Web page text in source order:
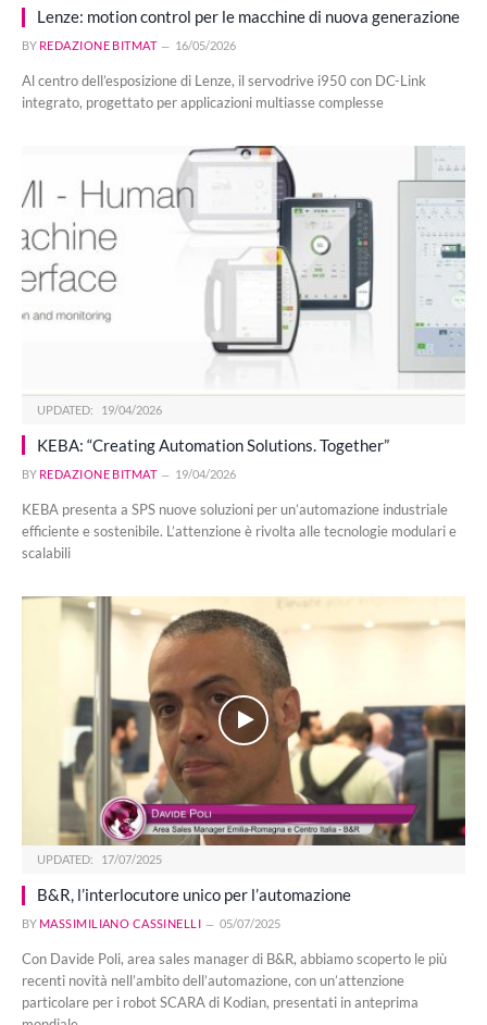
Lenze: motion control per le macchine di nuova generazione
BY REDAZIONE BITMAT 16/05/2026
Al centro dell’esposizione di Lenze, il servodrive i950 con DC-Link
integrato, progettato per applicazioni multiasse complesse
UPDATED: 19/04/2026
KEBA: “Creating Automation Solutions. Together”
BY REDAZIONE BITMAT 19/04/2026
KEBA presenta a SPS nuove soluzioni per un’automazione industriale
efficiente e sostenibile. L’attenzione è rivolta alle tecnologie modulari e
scalabili
UPDATED: 17/07/2025
B&R, l’interlocutore unico per l’automazione
BY MASSIMILIANO CASSINELLI 05/07/2025
Con Davide Poli, area sales manager di B&R, abbiamo scoperto le più
recenti novità nell’ambito dell’automazione, con un’attenzione
particolare per i robot SCARA di Kodian, presentati in anteprima